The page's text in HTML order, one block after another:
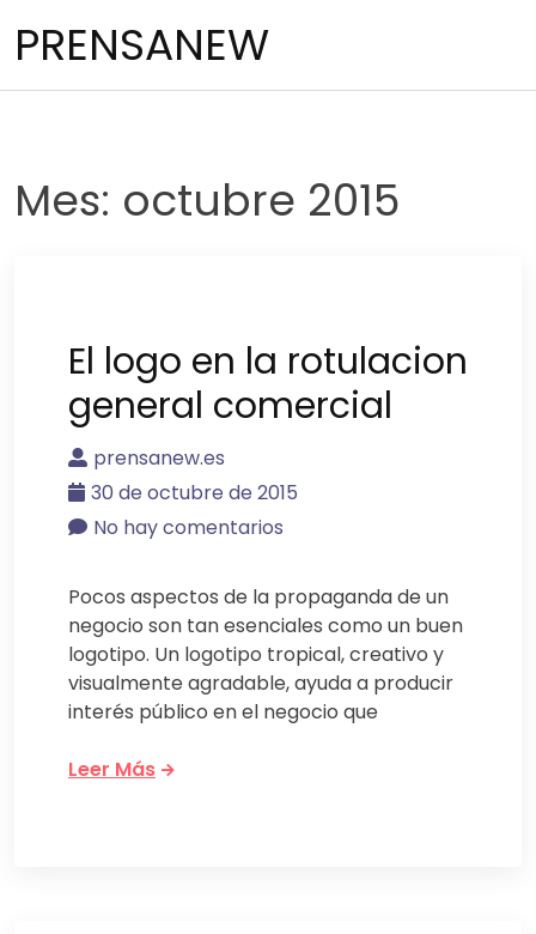
PRENSANEW
Mes: octubre 2015
El logo en la rotulacion
general comercial
prensanew.es
30 de octubre de 2015
No hay comentarios
Pocos aspectos de la propaganda de un
negocio son tan esenciales como un buen
logotipo. Un logotipo tropical, creativo y
visualmente agradable, ayuda a producir
interés público en el negocio que
Leer Más